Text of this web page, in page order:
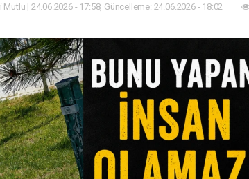
Mutlu | 24.06.2026 - 17:58, Güncelleme: 24.06.2026 - 18:02